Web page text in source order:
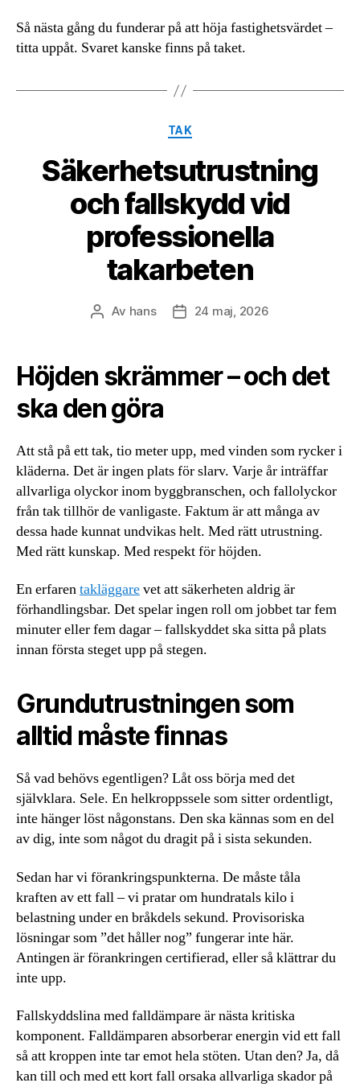
Så nästa gång du funderar på att höja fastighetsvärdet –
titta uppåt. Svaret kanske finns på taket.
Kategorier
TAK
Säkerhetsutrustning
och fallskydd vid
professionella
takarbeten
Inläggsförfattare
Av hans Inläggsdatum
24 maj, 2026
Höjden skrämmer – och det
ska den göra
Att stå på ett tak, tio meter upp, med vinden som rycker i
kläderna. Det är ingen plats för slarv. Varje år inträffar
allvarliga olyckor inom byggbranschen, och fallolyckor
från tak tillhör de vanligaste. Faktum är att många av
dessa hade kunnat undvikas helt. Med rätt utrustning.
Med rätt kunskap. Med respekt för höjden.
En erfarentakläggarevet att säkerheten aldrig är
förhandlingsbar. Det spelar ingen roll om jobbet tar fem
minuter eller fem dagar – fallskyddet ska sitta på plats
innan första steget upp på stegen.
Grundutrustningen som
alltid måste finnas
Så vad behövs egentligen? Låt oss börja med det
självklara. Sele. En helkroppssele som sitter ordentligt,
inte hänger löst någonstans. Den ska kännas som en del
av dig, inte som något du dragit på i sista sekunden.
Sedan har vi förankringspunkterna. De måste tåla
kraften av ett fall – vi pratar om hundratals kilo i
belastning under en bråkdels sekund. Provisoriska
lösningar som ”det håller nog” fungerar inte här.
Antingen är förankringen certifierad, eller så klättrar du
inte upp.
Fallskyddslina med falldämpare är nästa kritiska
komponent. Falldämparen absorberar energin vid ett fall
så att kroppen inte tar emot hela stöten. Utan den? Ja, då
kan till och med ett kort fall orsaka allvarliga skador på